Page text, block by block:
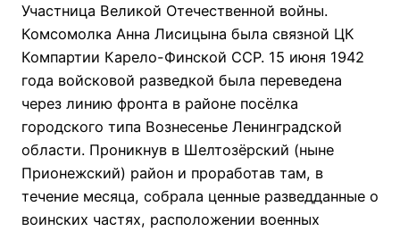
Участница Великой Отечественной войны.
Комсомолка Анна Лисицына была связной ЦК
Компартии Карело-Финской ССР. 15 июня 1942
года войсковой разведкой была переведена
через линию фронта в районе посёлка
городского типа Вознесенье Ленинградской
области. Проникнув в Шелтозёрский (ныне
Прионежский) район и проработав там, в
течение месяца, собрала ценные разведданные о
воинских частях, расположении военных